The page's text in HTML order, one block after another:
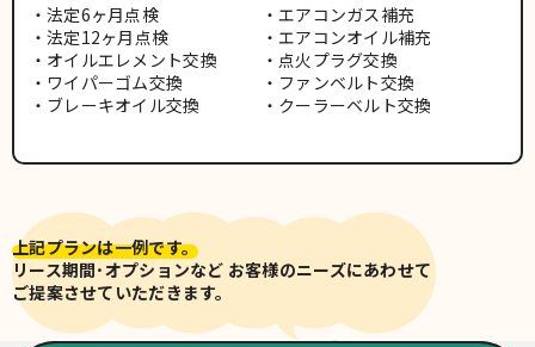
法定6ヶ月点検
法定12ヶ月点検
オイルエレメント交換
ワイパーゴム交換
ブレーキオイル交換
エアコンガス補充
エアコンオイル補充
点火プラグ交換
ファンベルト交換
クーラーベルト交換
上記プランは一例です。
リース期間･オプションなど お客様のニーズにあわせて
ご提案させていただきます。